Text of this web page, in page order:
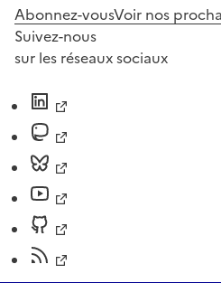
Abonnez-vousVoir nos
Suivez-nous
sur les réseaux sociaux